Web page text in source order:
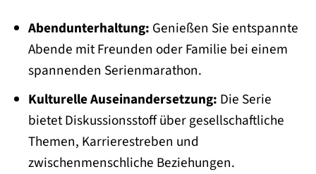
Abendunterhaltung: Genießen Sie entspannte
Abende mit Freunden oder Familie bei einem
spannenden Serienmarathon.
Kulturelle Auseinandersetzung: Die Serie
bietet Diskussionsstoff über gesellschaftliche
Themen, Karrierestreben und
zwischenmenschliche Beziehungen.